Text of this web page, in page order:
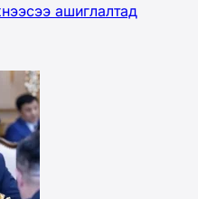
ашиглалтад